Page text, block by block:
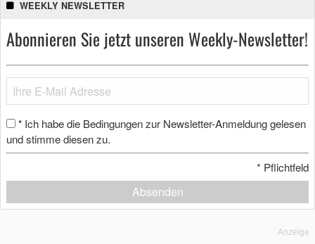
WEEKLY NEWSLETTER
Abonnieren Sie jetzt unseren Weekly-Newsletter!
* Ich habe die Bedingungen zur Newsletter-Anmeldung gelesen
und stimme diesen zu.
* Pflichtfeld
Absenden
Anzeige